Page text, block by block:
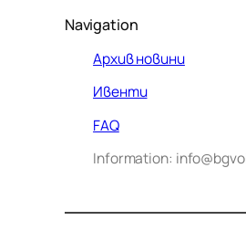
Navigation
Архив новини
Ивенти
FAQ
Information:VOICE UK. С